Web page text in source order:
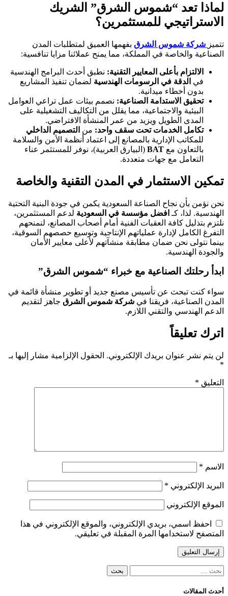
لماذا تعد “شموس الشرق” الشريك
الاستراتيجي للمستثمرين؟
تتميز شركة شموس الشرق بفهمها العميق لمتطلبات المدن
الصناعية والخاصة في المملكة، مما يمنح عملائنا مزايا تنافسية:
الالتزام بأعلى المعايير التقنية: نطبق أحدث البرامج الهندسية
في الدقة في الرسومات الهندسية لضمان تنفيذ المشاريع
بدون أخطاء ميدانية.
تحقيق الاستدامة الصناعية: نصمم بيئات عمل تراعي العوامل
البيئية والاجتماعية، مما يقلل من التكاليف التشغيلية على
المدى الطويل ويزيد من عمر المنشأة الافتراضي.
تكامل الخدمات تحت سقف واحد: من التصميم الداخلي
للمكاتب الإدارية بالمصانع إلى اعتماد أنظمة الأمن والسلامة
بالتعاون مع BAT (البيارق العربية)، نوفر للمستثمر عناء
التعامل مع جهات متعددة.
تمكين الاستثمار في المدن التقنية والخاصة
نحن نؤمن بأن نجاح الصناعة السعودية يكمن في جودة البنية التحتية
الهندسية. لذا، كـ افضل مؤسسة في السعودية لدعم المستثمرين،
نلتزم بتذليل كافة العقبات الفنية أمام أصحاب المصانع، لنمنحهم
التفرغ الكامل لإدارة عملياتهم الإنتاجية وتوسيع حصصهم السوقية،
بينما نتولى نحن ضمان مطابقة منشآتهم لأعلى معايير الأمان
والجودة الهندسية.
ابدأ رحلتك الصناعية مع خبراء “شموس الشرق”
سواء كنت تبحث عن تأسيس مصنع جديد أو تطوير منشأة قائمة في
المدن الصناعية، فريقنا في شركة شموس الشرق جاهز لتقديم
الدعم الهندسي والتقني اللازم.
اترك تعليقاً
لن يتم نشر عنوان بريدك الإلكتروني. الحقول الإلزامية مشار إليها بـ
*
التعليق *
الاسم *
البريد الإلكتروني *
الموقع الإلكتروني
احفظ اسمي، بريدي الإلكتروني، والموقع الإلكتروني في هذا
المتصفح لاستخدامها المرة المقبلة في تعليقي.
البحث
أحدث المقالات